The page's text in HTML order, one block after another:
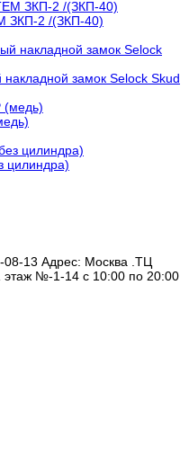
ЗКП-2 /(ЗКП-40)
замок Selock Skud
цилиндра)
13 Адрес: Москва .ТЦ
этаж №-1-14 с 10:00 по 20:00